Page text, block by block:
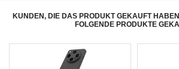
KUNDEN, DIE DAS PRODUKT GEKAUFT
FOLGENDE PRODUKTE